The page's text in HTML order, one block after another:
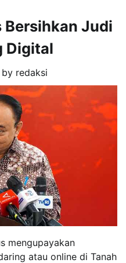
Bersihkan Judi
Digital
by redaksi
mengupayakan
atau online di Tanah